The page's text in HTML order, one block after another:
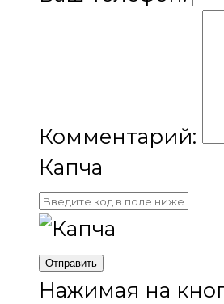
Комментарий:
Капча
Отправить
Нажимая на